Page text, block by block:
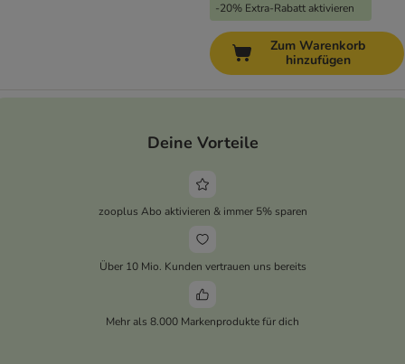
-20% Extra-Rabatt aktivieren
Zum Warenkorb
hinzufügen
Deine Vorteile
zooplus Abo aktivieren & immer 5% sparen
Über 10 Mio. Kunden vertrauen uns bereits
Mehr als 8.000 Markenprodukte für dich